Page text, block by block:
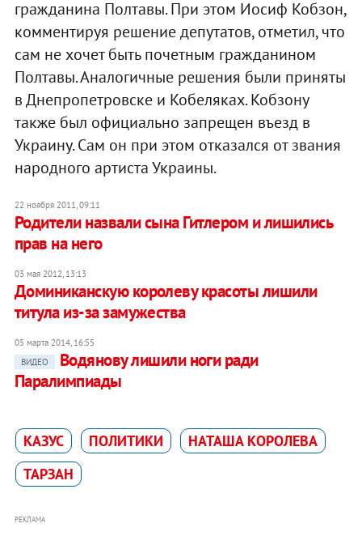
гражданина Полтавы. При этом Иосиф Кобзон,
комментируя решение депутатов, отметил, что
сам не хочет быть почетным гражданином
Полтавы. Аналогичные решения были приняты
в Днепропетровске и Кобеляках. Кобзону
также был официально запрещен въезд в
Украину. Сам он при этом отказался от звания
народного артиста Украины.
22 ноября 2011, 09:11
Родители назвали сына Гитлером и лишились
прав на него
03 мая 2012, 13:13
Доминиканскую королеву красоты лишили
титула из-за замужества
05 марта 2014, 16:55
ВИДЕО
Водянову лишили ноги ради
Паралимпиады
КАЗУС ПОЛИТИКИ
НАТАША КОРОЛЕВА
ТАРЗАН
РЕКЛАМА